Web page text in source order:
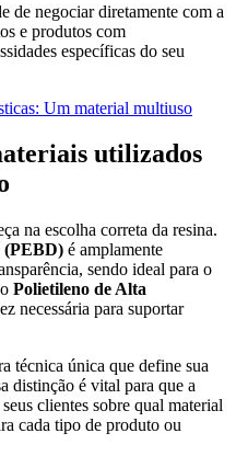
de negociar diretamente com a
e produtos com
específicas do seu
Um material multiuso
utilizados
na escolha correta da resina.
(PEBD) é amplamente
sendo ideal para o
Polietileno de Alta
necessária para suportar
técnica única que define sua
distinção é vital para que a
clientes sobre qual material
cada tipo de produto ou